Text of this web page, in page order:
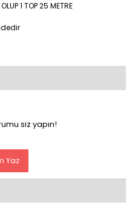
1 TOP 25 METRE
siz yapın!
Yaz